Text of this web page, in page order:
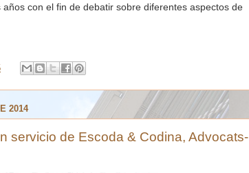
con el fin de debatir sobre diferentes aspectos de
2014
servicio de Escoda & Codina, Advocats-